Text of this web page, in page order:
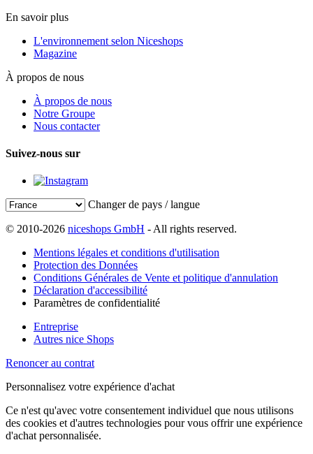
En savoir plus
L'environnement selon Niceshops
Magazine
À propos de nous
À propos de nous
Notre Groupe
Nous contacter
Suivez-nous sur
Changer de pays / langue
© 2010-2026 niceshops GmbH - All rights reserved.
Mentions légales et conditions d'utilisation
Protection des Données
Conditions Générales de Vente et politique d'annulation
Déclaration d'accessibilité
Paramètres de confidentialité
Entreprise
Autres nice Shops
Renoncer au contrat
Personnalisez votre expérience d'achat
Ce n'est qu'avec votre consentement individuel que nous utilisons
des cookies et d'autres technologies pour vous offrir une expérience
d'achat personnalisée.